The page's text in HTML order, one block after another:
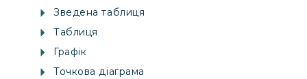
Зведена таблиця
Таблиця
Графік
Точкова діаграма